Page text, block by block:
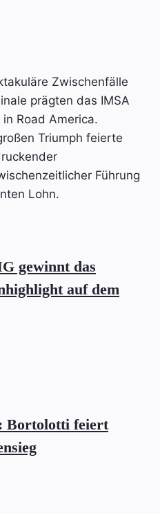
Zwischenfälle
prägten das IMSA
Road America.
Triumph feierte
Führung
Lohn.
gewinnt das
auf dem
Bortolotti feiert